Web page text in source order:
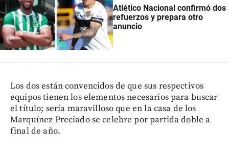
Atlético Nacional confirmó dos
refuerzos y prepara otro
anuncio
Los dos están convencidos de que sus respectivos
equipos tienen los elementos necesarios para buscar
el título; sería maravilloso que en la casa de los
Marquínez Preciado se celebre por partida doble a
final de año.